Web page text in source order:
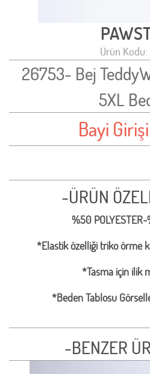
Ürün Kodu:
26753- Bej
5XL
Bayi
-ÜRÜN
%50
*Elastik özelliği triko örme
*Tasma için ilik
*Beden Tablosu
-BENZER